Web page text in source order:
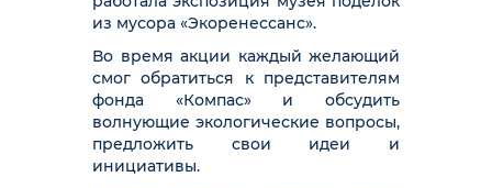
из мусора «Экоренессанс».
Во время акции каждый желающий
смог обратиться к представителям
фонда «Компас» и обсудить
волнующие экологические вопросы,
предложить свои идеи и
инициативы.